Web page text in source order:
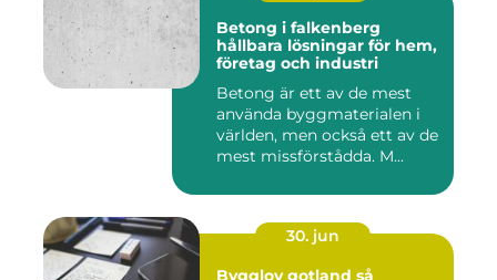
Betong i falkenberg
hållbara lösningar för hem,
företag och industri
Betong är ett av de mest
använda byggmaterialen i
världen, men också ett av de
mest missförstådda. M...
30. jun
Bygglov gotland så